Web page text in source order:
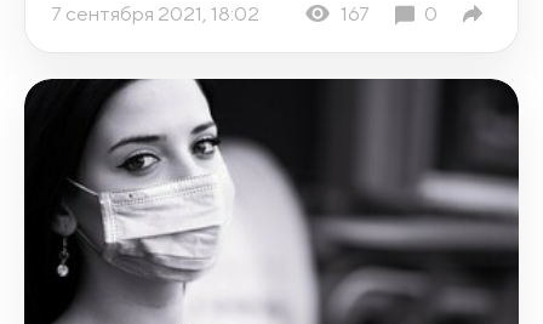
7 сентября 2021, 18:02 167 0